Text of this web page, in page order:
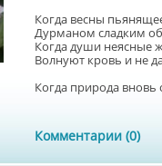
Когда весны
Дурманом сладким
Когда души неясные
Волнуют кровь и не
Когда природа вновь
Комментарии (0)